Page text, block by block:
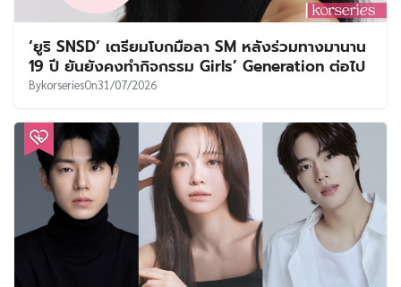
‘ยูริ SNSD’ เตรียมโบกมือลา SM หลังร่วมทางมานาน
19 ปี ยันยังคงทำกิจกรรม Girls’ Generation ต่อไป
BykorseriesOn31/07/2026